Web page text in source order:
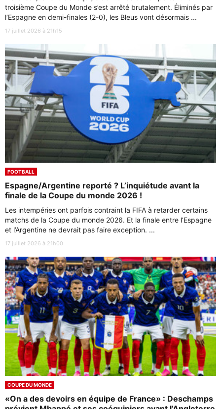
troisième Coupe du Monde s’est arrêté brutalement. Éliminés par
l’Espagne en demi-finales (2-0), les Bleus vont désormais ...
17 juillet 2026 à 21h15
FOOTBALL
Espagne/Argentine reporté ? L’inquiétude avant la
finale de la Coupe du monde 2026 !
Les intempéries ont parfois contraint la FIFA à retarder certains
matchs de la Coupe du monde 2026. Et la finale entre l’Espagne
et l’Argentine ne devrait pas faire exception. ...
17 juillet 2026 à 21h00
COUPE DU MONDE
«On a des devoirs en équipe de France» : Deschamps